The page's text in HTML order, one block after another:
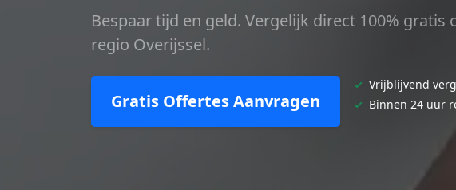
Bespaar tijd en geld. Vergelijk direct 100%
regio Overijssel.
Gratis Offertes Aanvragen
✓ Vrijblijvend
✓ Binnen 24 uur